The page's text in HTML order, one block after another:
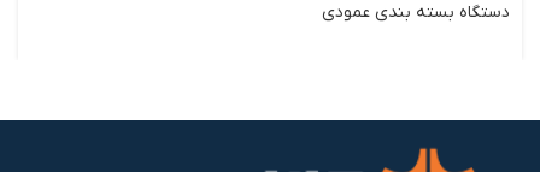
دستگاه بسته بندی عمودی